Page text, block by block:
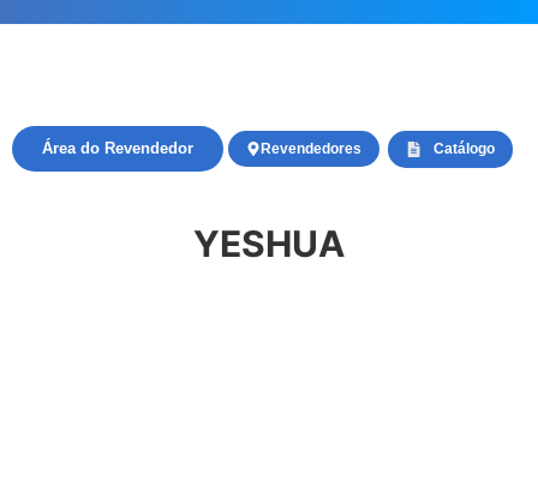
Catálogo
Revendedores
Área do Revendedor
YESHUA